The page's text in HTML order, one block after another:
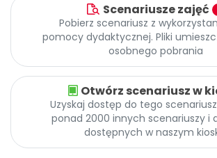
Scenariusze zajęć
Pobierz scenariusz z
pomocy dydaktycznej. Pliki
osobnego pobrania
Otwórz scenariusz w
Uzyskaj dostęp do tego
ponad 2000 innych scenariuszy i
dostępnych w naszym